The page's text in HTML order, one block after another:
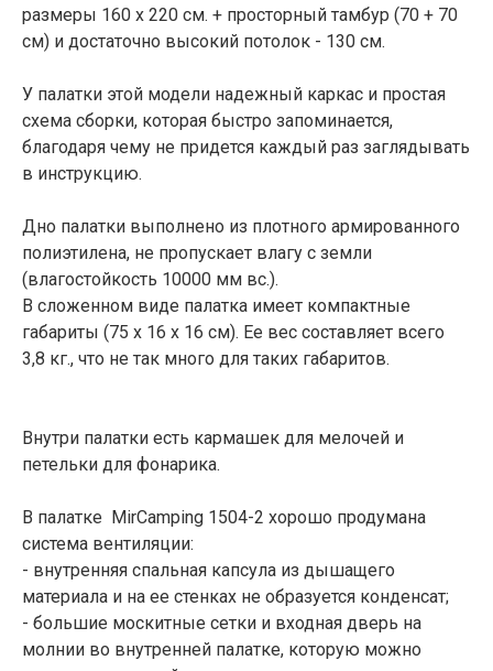
размеры 160 х 220 см. + просторный тамбур (70 + 70
см) и достаточно высокий потолок - 130 см.
У палатки этой модели надежный каркас и простая
схема сборки, которая быстро запоминается,
благодаря чему не придется каждый раз заглядывать
в инструкцию.
Дно палатки выполнено из плотного армированного
полиэтилена, не пропускает влагу с земли
(влагостойкость 10000 мм вс.).
В сложенном виде палатка имеет компактные
габариты (75 х 16 х 16 см). Ее вес составляет всего
3,8 кг., что не так много для таких габаритов.
Внутри палатки есть кармашек для мелочей и
петельки для фонарика.
В палатке MirCamping 1504-2 хорошо продумана
система вентиляции:
- внутренняя спальная капсула из дышащего
материала и на ее стенках не образуется конденсат;
- большие москитные сетки и входная дверь на
молнии во внутренней палатке, которую можно